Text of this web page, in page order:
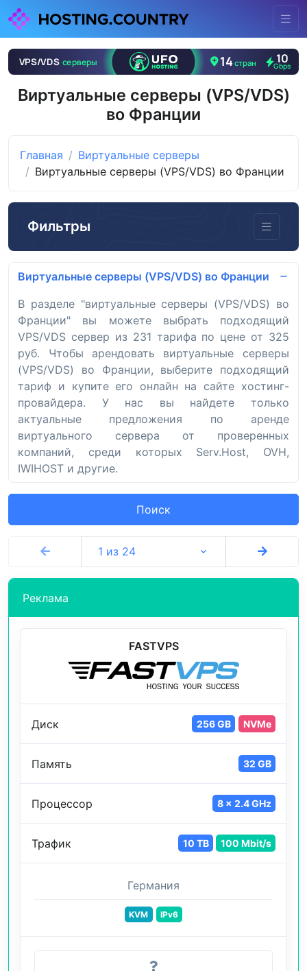
Виртуальные серверы (VPS/VDS)
во Франции
Главная
Виртуальные серверы
Виртуальные серверы (VPS/VDS) во Франции
Фильтры
Виртуальные серверы (VPS/VDS) во Франции
В разделе "виртуальные серверы (VPS/VDS) во
Франции" вы можете выбрать подходящий
VPS/VDS сервер из 231 тарифа по цене от 325
руб. Чтобы арендовать виртуальные серверы
(VPS/VDS) во Франции, выберите подходящий
тариф и купите его онлайн на сайте хостинг-
провайдера. У нас вы найдете только
актуальные предложения по аренде
виртуального сервера от проверенных
компаний, среди которых Serv.Host, OVH,
IWIHOST и другие.
Поиск
1 из 24
Реклама
FASTVPS
Диск 256 GB NVMe
Память 32 GB
Процессор 8 x 2.4 GHz
Трафик 10 TB 100 Mbit/s
Германия
KVM IPv6